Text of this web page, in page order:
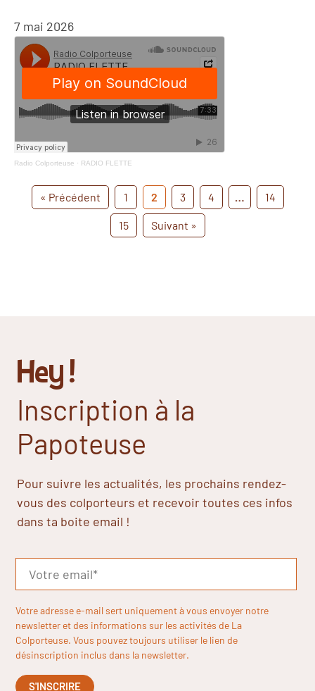
7 mai 2026
Radio Colporteuse · RADIO FLETTE
« Précédent 1 2 3 4 … 14
15 Suivant »
Hey !
Inscription à la
Papoteuse
Pour suivre les actualités, les prochains rendez-
vous des colporteurs et recevoir toutes ces infos
dans ta boite email !
Votre adresse e-mail sert uniquement à vous envoyer notre
newsletter et des informations sur les activités de La
Colporteuse. Vous pouvez toujours utiliser le lien de
désinscription inclus dans la newsletter.